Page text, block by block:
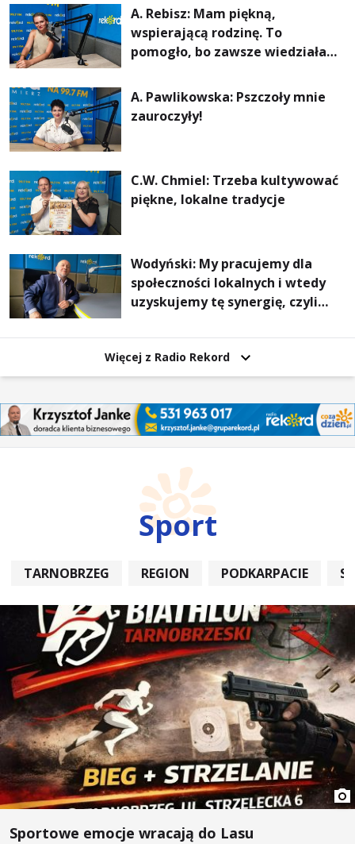
A. Rebisz: Mam piękną,
wspierającą rodzinę. To
pomogło, bo zawsze wiedziałam,
najważniejsza
A. Pawlikowska: Pszczoły mnie
zauroczyły!
C.W. Chmiel: Trzeba kultywować
piękne, lokalne tradycje
Wodyński: My pracujemy dla
społeczności lokalnych i wtedy
uzyskujemy tę synergię, czyli
Więcej z Radio Rekord
Sport
TARNOBRZEG REGION PODKARPACIE
Sportowe emocje wracają do Lasu